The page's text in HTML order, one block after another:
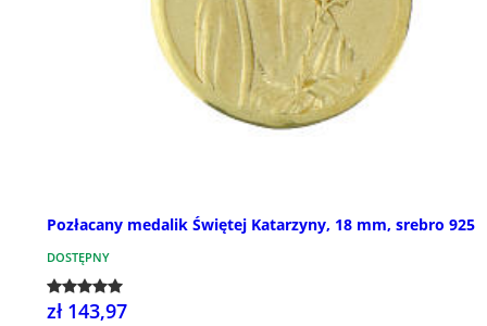
Pozłacany medalik Świętej Katarzyny, 18 mm, srebro 925
DOSTĘPNY
zł 143,97